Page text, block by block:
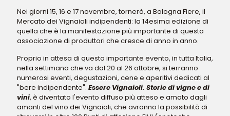
Nei giorni 15, 16 e 17 novembre, tornerà, a Bologna Fiere, il
Mercato dei Vignaioli indipendenti: la 14esima edizione di
quella che è la manifestazione più importante di questa
associazione di produttori che cresce di anno in anno.
Proprio in attesa di questo importante evento, in tutta Italia,
nella settimana che va dal 20 al 26 ottobre, si terranno
numerosi eventi, degustazioni, cene e aperitivi dedicati al
"bere indipendente". Essere Vignaioli. Storie di vigne e di
vini, è diventato l'evento diffuso più atteso e amato dagli
amanti del vino dei Vignaioli, che avranno la possibilità di